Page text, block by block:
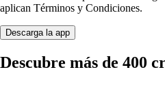
aplican Términos y Condiciones.
Descarga la app
Descubre más de 400